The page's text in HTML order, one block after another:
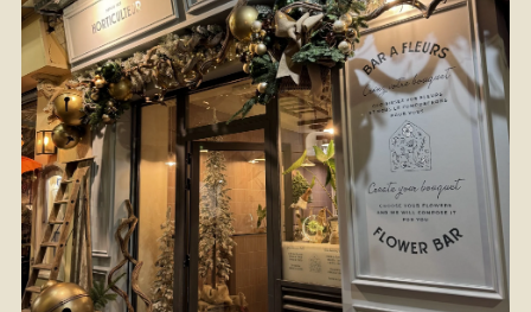
À partir de 35€ -Personnaliser
Bouquet Rétablissement